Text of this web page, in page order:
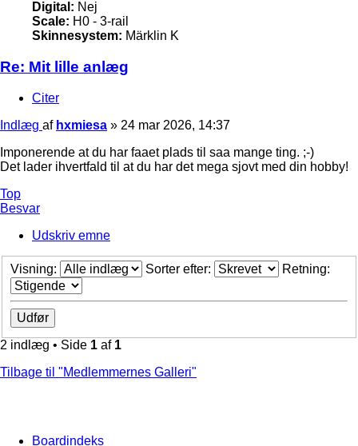
Digital: Nej
Scale: H0 - 3-rail
Skinnesystem: Märklin K
Re: Mit lille anlæg
Citer
Indlæg af hxmiesa » 24 mar 2026, 14:37
Imponerende at du har faaet plads til saa mange ting. ;-)
Det lader ihvertfald til at du har det mega sjovt med din hobby!
Top
Besvar
Udskriv emne
Visning: Sorter efter: Retning:
2 indlæg • Side 1 af 1
Tilbage til "Medlemmernes Galleri"
Boardindeks